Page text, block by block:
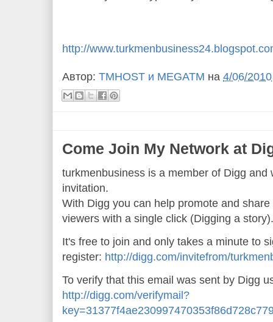
http://
Автор: TMHOST и MEGATM на 4/06/2010
Come Join My Network at
turkmenbusiness is a member of Digg and
invitation.
With Digg you can help promote and
viewers with a single click (Digging a story).
It's free to join and only takes a minute to
register: http://digg.com/invitefrom/
To verify that this email was sent by Digg
http://digg.com/verifymail?